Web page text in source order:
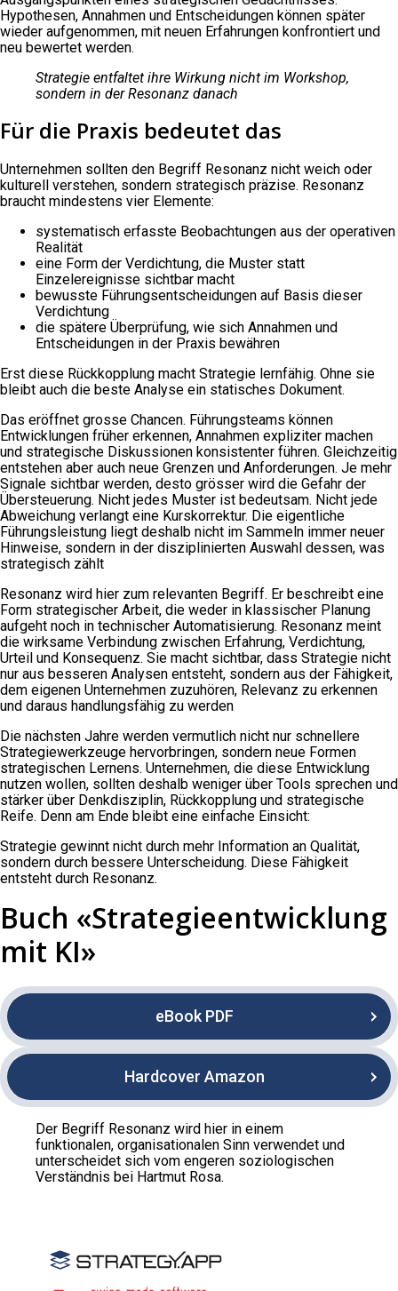
Hypothesen, Annahmen und Entscheidungen können später
wieder aufgenommen, mit neuen Erfahrungen konfrontiert und
neu bewertet werden.
Strategie entfaltet ihre Wirkung nicht im Workshop,
sondern in der Resonanz danach
Für die Praxis bedeutet das
Unternehmen sollten den Begriff Resonanz nicht weich oder
kulturell verstehen, sondern strategisch präzise. Resonanz
braucht mindestens vier Elemente:
systematisch erfasste Beobachtungen aus der operativen
Realität
eine Form der Verdichtung, die Muster statt
Einzelereignisse sichtbar macht
bewusste Führungsentscheidungen auf Basis dieser
Verdichtung
die spätere Überprüfung, wie sich Annahmen und
Entscheidungen in der Praxis bewähren
Erst diese Rückkopplung macht Strategie lernfähig. Ohne sie
bleibt auch die beste Analyse ein statisches Dokument.
Das eröffnet grosse Chancen. Führungsteams können
Entwicklungen früher erkennen, Annahmen expliziter machen
und strategische Diskussionen konsistenter führen. Gleichzeitig
entstehen aber auch neue Grenzen und Anforderungen. Je mehr
Signale sichtbar werden, desto grösser wird die Gefahr der
Übersteuerung. Nicht jedes Muster ist bedeutsam. Nicht jede
Abweichung verlangt eine Kurskorrektur. Die eigentliche
Führungsleistung liegt deshalb nicht im Sammeln immer neuer
Hinweise, sondern in der disziplinierten Auswahl dessen, was
strategisch zählt
Resonanz wird hier zum relevanten Begriff. Er beschreibt eine
Form strategischer Arbeit, die weder in klassischer Planung
aufgeht noch in technischer Automatisierung. Resonanz meint
die wirksame Verbindung zwischen Erfahrung, Verdichtung,
Urteil und Konsequenz. Sie macht sichtbar, dass Strategie nicht
nur aus besseren Analysen entsteht, sondern aus der Fähigkeit,
dem eigenen Unternehmen zuzuhören, Relevanz zu erkennen
und daraus handlungsfähig zu werden
Die nächsten Jahre werden vermutlich nicht nur schnellere
Strategiewerkzeuge hervorbringen, sondern neue Formen
strategischen Lernens. Unternehmen, die diese Entwicklung
nutzen wollen, sollten deshalb weniger über Tools sprechen und
stärker über Denkdisziplin, Rückkopplung und strategische
Reife. Denn am Ende bleibt eine einfache Einsicht:
Strategie gewinnt nicht durch mehr Information an Qualität,
sondern durch bessere Unterscheidung. Diese Fähigkeit
entsteht durch Resonanz.
Buch «Strategieentwicklung
mit KI»
eBook PDF
Hardcover Amazon
Der Begriff Resonanz wird hier in einem
funktionalen, organisationalen Sinn verwendet und
unterscheidet sich vom engeren soziologischen
Verständnis bei Hartmut Rosa.